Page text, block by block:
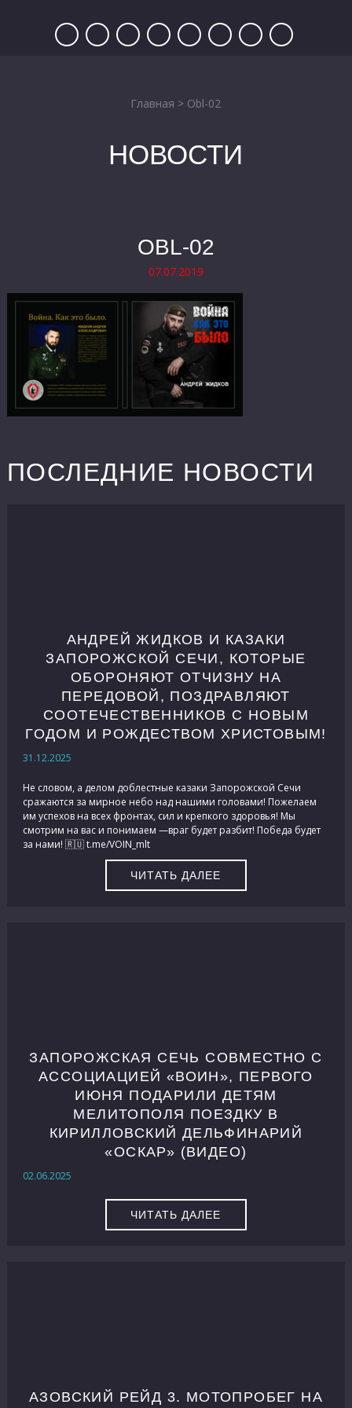
Главная > Obl-02
НОВОСТИ
OBL-02
07.07.2019
ПОСЛЕДНИЕ НОВОСТИ
АНДРЕЙ ЖИДКОВ И КАЗАКИ
ЗАПОРОЖСКОЙ СЕЧИ, КОТОРЫЕ
ОБОРОНЯЮТ ОТЧИЗНУ НА
ПЕРЕДОВОЙ, ПОЗДРАВЛЯЮТ
СООТЕЧЕСТВЕННИКОВ С НОВЫМ
ГОДОМ И РОЖДЕСТВОМ ХРИСТОВЫМ!
31.12.2025
Не словом, а делом доблестные казаки Запорожской Сечи
сражаются за мирное небо над нашими головами! Пожелаем
им успехов на всех фронтах, сил и крепкого здоровья! Мы
смотрим на вас и понимаем —враг будет разбит! Победа будет
за нами! 🇷🇺 t.me/VOIN_mlt
ЧИТАТЬ ДАЛЕЕ
ЗАПОРОЖСКАЯ СЕЧЬ СОВМЕСТНО С
АССОЦИАЦИЕЙ «ВОИН», ПЕРВОГО
ИЮНЯ ПОДАРИЛИ ДЕТЯМ
МЕЛИТОПОЛЯ ПОЕЗДКУ В
КИРИЛЛОВСКИЙ ДЕЛЬФИНАРИЙ
«ОСКАР» (ВИДЕО)
02.06.2025
ЧИТАТЬ ДАЛЕЕ
АЗОВСКИЙ РЕЙД 3. МОТОПРОБЕГ НА